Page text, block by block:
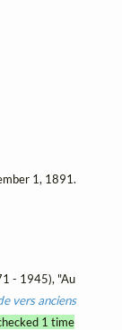
1, 1891.
- 1945), "Au
vers anciens
1 time